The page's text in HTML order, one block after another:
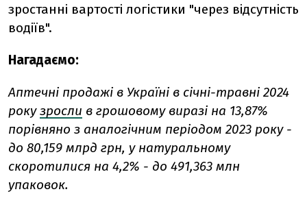
зростанні вартості логістики "через відсутність
водіїв".
Нагадаємо:
Аптечні продажі в Україні в січні-травні 2024
рокузросли в грошовому виразі на 13,87%
порівняно з аналогічним періодом 2023 року -
до 80,159 млрд грн, у натуральному
скоротилися на 4,2% - до 491,363 млн
упаковок.